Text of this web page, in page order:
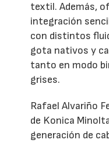
textil. Además,
integración
con distintos
gota nativos y
tanto en modo
grises.
Rafael Alvariño
de Konica
generación de